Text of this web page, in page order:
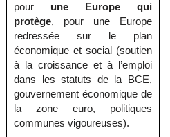
pour une Europe qui
protège, pour une Europe
redressée sur le plan
économique et social (soutien
à la croissance et à l’emploi
dans les statuts de la BCE,
gouvernement économique de
la zone euro, politiques
communes vigoureuses).